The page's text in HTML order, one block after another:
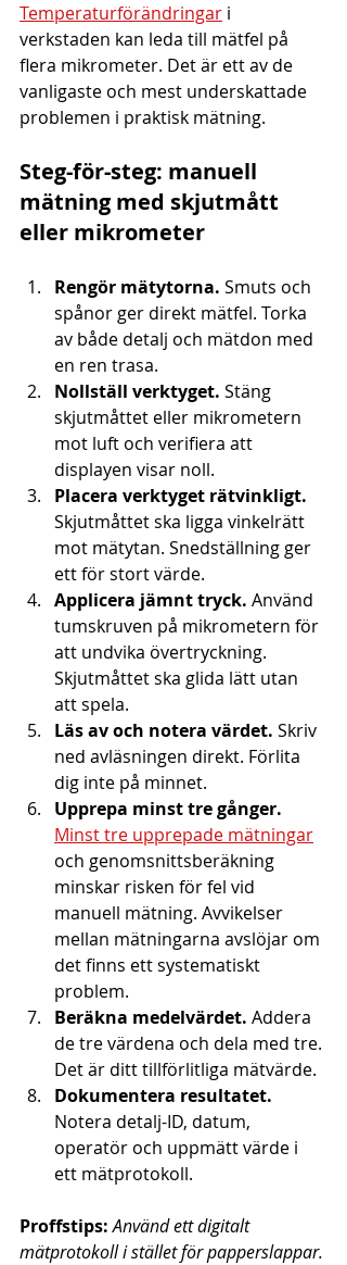
Temperaturförändringar i
verkstaden kan leda till mätfel på
flera mikrometer. Det är ett av de
vanligaste och mest underskattade
problemen i praktisk mätning.
Steg-för-steg: manuell
mätning med skjutmått
eller mikrometer
Rengör mätytorna. Smuts och
spånor ger direkt mätfel. Torka
av både detalj och mätdon med
en ren trasa.
Nollställ verktyget. Stäng
skjutmåttet eller mikrometern
mot luft och verifiera att
displayen visar noll.
Placera verktyget rätvinkligt.
Skjutmåttet ska ligga vinkelrätt
mot mätytan. Snedställning ger
ett för stort värde.
Applicera jämnt tryck. Använd
tumskruven på mikrometern för
att undvika övertryckning.
Skjutmåttet ska glida lätt utan
att spela.
Läs av och notera värdet. Skriv
ned avläsningen direkt. Förlita
dig inte på minnet.
Upprepa minst tre gånger.
Minst tre upprepade mätningar
och genomsnittsberäkning
minskar risken för fel vid
manuell mätning. Avvikelser
mellan mätningarna avslöjar om
det finns ett systematiskt
problem.
Beräkna medelvärdet. Addera
de tre värdena och dela med tre.
Det är ditt tillförlitliga mätvärde.
Dokumentera resultatet.
Notera detalj-ID, datum,
operatör och uppmätt värde i
ett mätprotokoll.
Proffstips: Använd ett digitalt
mätprotokoll i stället för papperslappar.